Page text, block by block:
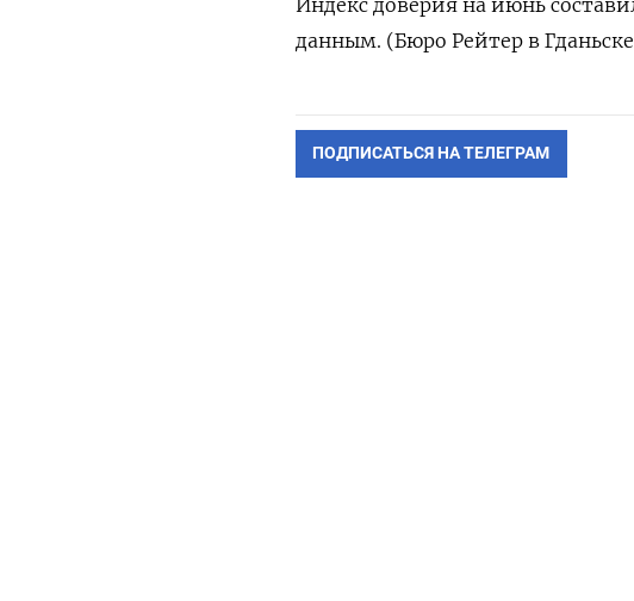
Индекс доверия на июнь
данным. (Бюро Рейтер в
ПОДПИСАТЬСЯ НА ТЕЛЕГРАМ